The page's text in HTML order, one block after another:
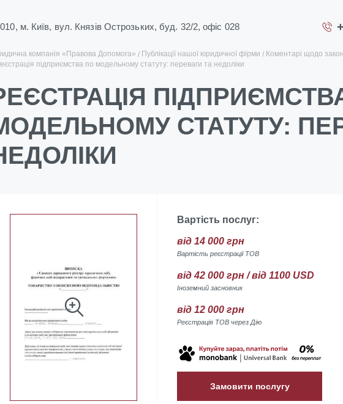
м. Київ, вул. Князів Острозьких, буд. 32/2, офіс 028
компанія «Правова Допомога» Публікації нашої юридичної фірми
Коментарі щодо
підприємства по модельному статуту: переваги та недоліки
СТАТУТУ:
Вартість послуг:
від 14 000 грн
Вартість реєстрації ТОВ
від 42 000 грн / від 1100 USD
Іноземний засновник
від 12 000 грн
Реєстрація ТОВ через Дію
Замовити послугу